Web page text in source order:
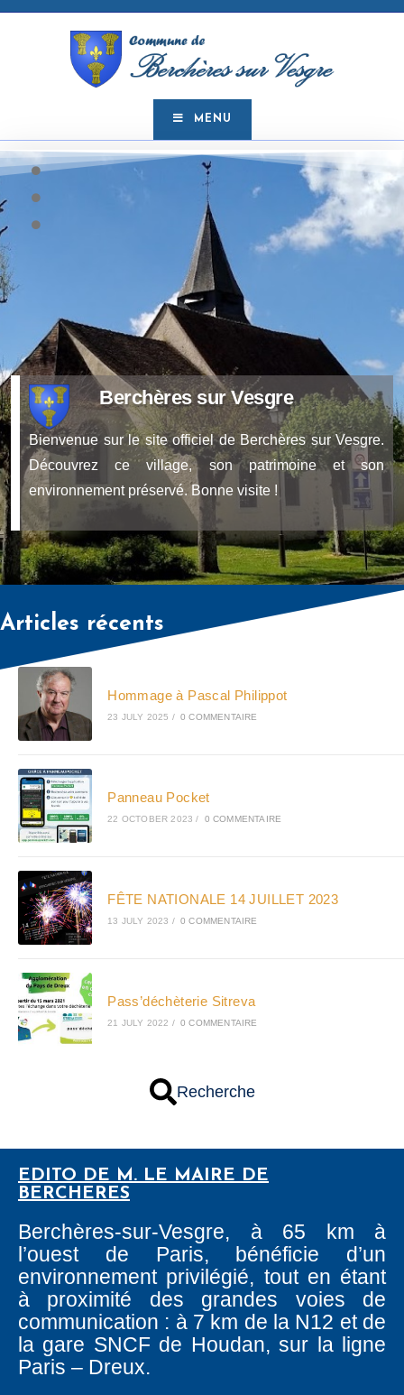
MENU
Berchères sur Vesgre
Bienvenue sur le site officiel de Berchères sur Vesgre.
Découvrez ce village, son patrimoine et son
environnement préservé. Bonne visite !
Articles récents
Hommage à Pascal Philippot
23 JULY 2025 / 0 COMMENTAIRE
Panneau Pocket
22 OCTOBER 2023 / 0 COMMENTAIRE
FÊTE NATIONALE 14 JUILLET 2023
13 JULY 2023 / 0 COMMENTAIRE
Pass’déchèterie Sitreva
21 JULY 2022 / 0 COMMENTAIRE
Recherche
EDITO DE M. LE MAIRE DE
BERCHERES
Berchères-sur-Vesgre, à 65 km à
l’ouest de Paris, bénéficie d’un
environnement privilégié, tout en étant
à proximité des grandes voies de
communication : à 7 km de la N12 et de
la gare SNCF de Houdan, sur la ligne
Paris – Dreux.